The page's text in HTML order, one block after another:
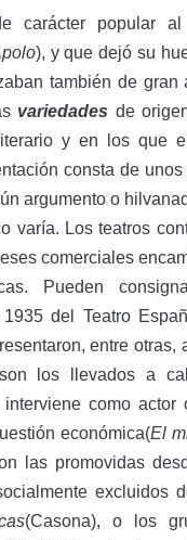
carácter popular al
), y que dejó su
también de gran
variedades de
y en los que
consta de
argumento o
varía. Los teatros
comerciales
Pueden
del Teatro
entre otras,
los llevados a
como actor
económica(El
las promovidas
excluidos
(Casona), o los